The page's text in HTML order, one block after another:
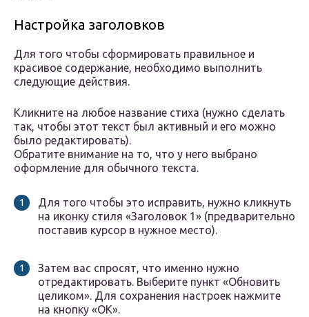
Настройка заголовков
Для того чтобы сформировать правильное и
красивое содержание, необходимо выполнить
следующие действия.
Кликните на любое название стиха (нужно сделать
так, чтобы этот текст был активный и его можно
было редактировать).
Обратите внимание на то, что у него выбрано
оформление для обычного текста.
Для того чтобы это исправить, нужно кликнуть
на иконку стиля «Заголовок 1» (предварительно
поставив курсор в нужное место).
Затем вас спросят, что именно нужно
отредактировать. Выберите пункт «Обновить
целиком». Для сохранения настроек нажмите
на кнопку «OK».